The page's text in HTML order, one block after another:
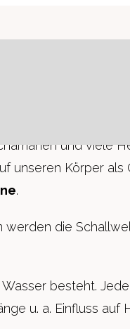
und viele
unseren Körper als
.
werden die
besteht.
u. a. Einfluss auf